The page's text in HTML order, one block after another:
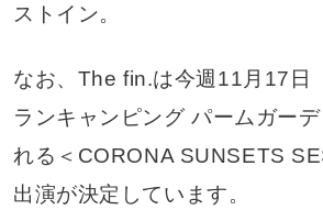
ストイン。
なお、The fin.は今週11月17日
ランキャンピング パームガー
れる＜CORONA SUNSETS
出演が決定しています。